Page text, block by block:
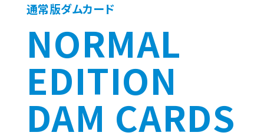
通常版ダムカード
NORMAL
EDITION
DAM CARDS